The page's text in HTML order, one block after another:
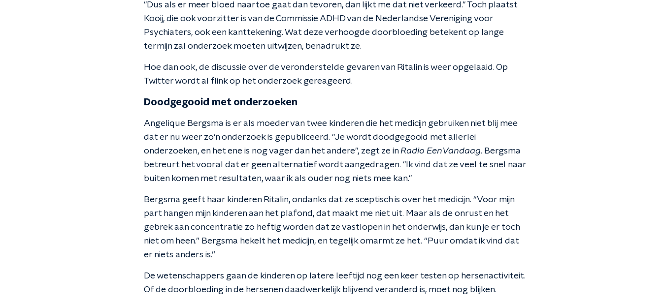
"Dus als er meer bloed naartoe gaat dan tevoren, dan lijkt me dat niet verkeerd." Toch plaatst
Kooij, die ook voorzitter is van de Commissie ADHD van de Nederlandse Vereniging voor
Psychiaters, ook een kanttekening. Wat deze verhoogde doorbloeding betekent op lange
termijn zal onderzoek moeten uitwijzen, benadrukt ze.
Hoe dan ook, de discussie over de veronderstelde gevaren van Ritalin is weer opgelaaid. Op
Twitter wordt al flink op het onderzoek gereageerd.
Doodgegooid met onderzoeken
Angelique Bergsma is er als moeder van twee kinderen die het medicijn gebruiken niet blij mee
dat er nu weer zo’n onderzoek is gepubliceerd. "Je wordt doodgegooid met allerlei
onderzoeken, en het ene is nog vager dan het andere", zegt ze inRadio EenVandaag. Bergsma
betreurt het vooral dat er geen alternatief wordt aangedragen. "Ik vind dat ze veel te snel naar
buiten komen met resultaten, waar ik als ouder nog niets mee kan."
Bergsma geeft haar kinderen Ritalin, ondanks dat ze sceptisch is over het medicijn. “Voor mijn
part hangen mijn kinderen aan het plafond, dat maakt me niet uit. Maar als de onrust en het
gebrek aan concentratie zo heftig worden dat ze vastlopen in het onderwijs, dan kun je er toch
niet om heen.” Bergsma hekelt het medicijn, en tegelijk omarmt ze het. “Puur omdat ik vind dat
er niets anders is.”
De wetenschappers gaan de kinderen op latere leeftijd nog een keer testen op hersenactiviteit.
Of de doorbloeding in de hersenen daadwerkelijk blijvend veranderd is, moet nog blijken.